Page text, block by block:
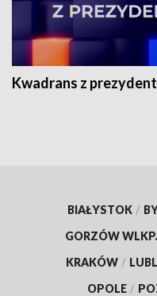
Kwadrans z
BIAŁYSTOK /
GORZÓW WLKP.
KRAKÓW /
OPOLE /